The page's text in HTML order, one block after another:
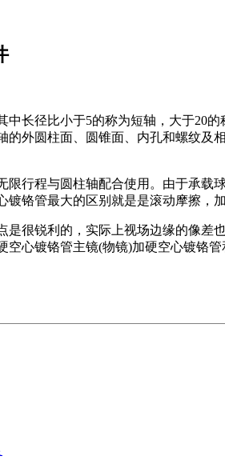
长径比小于5的称为短轴，大于20
外圆柱面、圆锥面、内孔和螺纹
行程与圆柱轴配合使用。由于承
铬管最大的区别就是是滚动摩擦，
很锐利的，实际上视场边缘的像
心镀铬管主镜(物镜)加硬空心镀铬